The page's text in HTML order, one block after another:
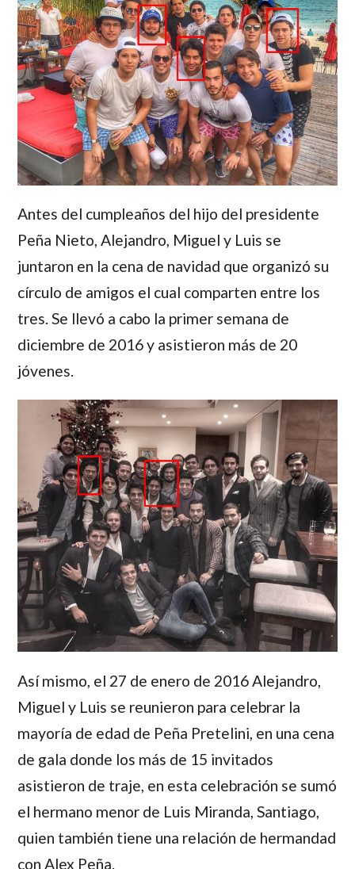
Antes del cumpleaños del hijo del presidente
Peña Nieto,Alejandro, Miguel y Luis se
juntaron en la cena de navidad que organizó su
círculo de amigos el cual comparten entre los
tres. Se llevó a cabo la primer semana de
diciembre de 2016 y asistieron más de 20
jóvenes.
Así mismo, el 27 de enero de 2016Alejandro,
Miguel y Luis se reunieron para celebrar la
mayoría de edad de Peña Pretelini, en una cena
de gala donde los más de 15 invitados
asistieron de traje, en esta celebración se sumó
el hermano menor de Luis Miranda, Santiago,
quien también tiene una relación de hermandad
conAlex Peña.